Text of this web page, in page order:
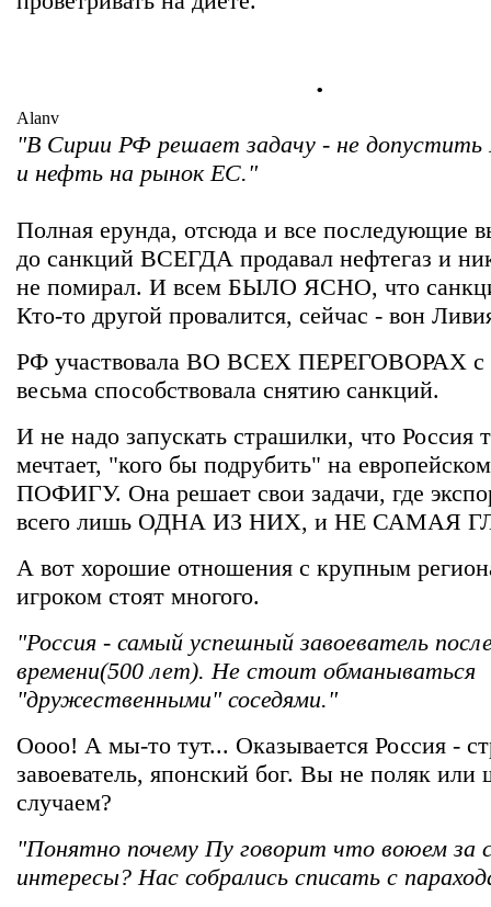
.
Alanv
"В Сирии РФ решает задачу - не допустить
и нефть на рынок ЕС."
Полная ерунда, отсюда и все последующие
до санкций ВСЕГДА продавал нефтегаз и
не помирал. И всем БЫЛО ЯСНО, что
Кто-то другой провалится, сейчас - вон
РФ участвовала ВО ВСЕХ ПЕРЕГОВОРАХ
весьма способствовала снятию санкций.
И не надо запускать страшилки, что Россия
мечтает, "кого бы подрубить" на
ПОФИГУ. Она решает свои задачи, где
всего лишь ОДНА ИЗ НИХ, и НЕ САМАЯ
А вот хорошие отношения с крупным
игроком стоят многого.
"Россия - самый успешный завоеватель
времени(500 лет). Не стоит обманываться
"дружественными" соседями."
Оооо! А мы-то тут... Оказывается Россия -
завоеватель, японский бог. Вы не поляк или
случаем?
"Понятно почему Пу говорит что воюем за
интересы? Нас собрались списать с